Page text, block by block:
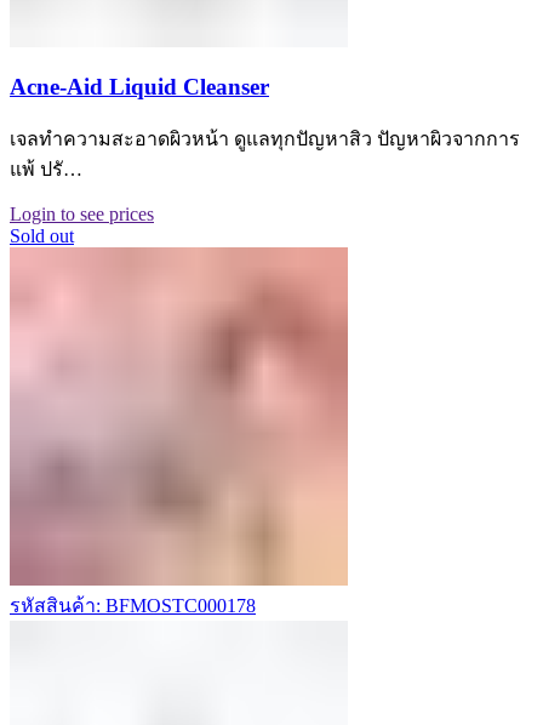
Acne-Aid Liquid Cleanser
เจลทําความสะอาดผิวหน้า ดูแลทุกปัญหาสิว ปัญหาผิวจากการ
แพ้ ปรั…
Login to see prices
Sold out
รหัสสินค้า: BFMOSTC000178